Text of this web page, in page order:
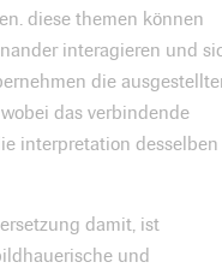
diese themen können
interagieren und
die
das verbindende
interpretation desselben
damit, ist
und